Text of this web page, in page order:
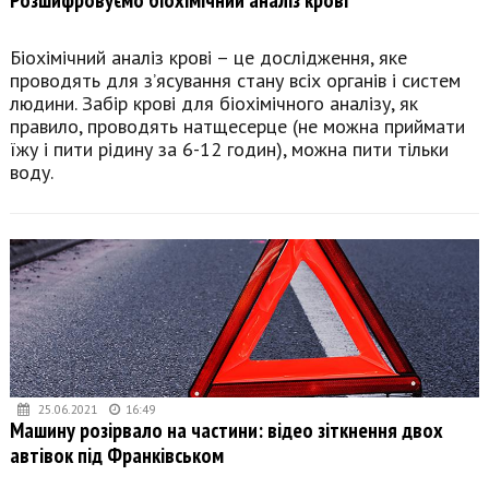
Біохімічний аналіз крові – це дослідження, яке
проводять для з’ясування стану всіх органів і систем
людини. Забір крові для біохімічного аналізу, як
правило, проводять натщесерце (не можна приймати
їжу і пити рідину за 6-12 годин), можна пити тільки
воду.
25.06.2021 16:49
Машину розірвало на частини: відео зіткнення двох
автівок під Франківськом